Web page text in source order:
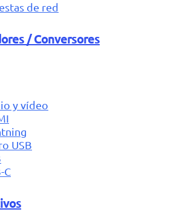
de red
/ Conversores
y vídeo
USB
C